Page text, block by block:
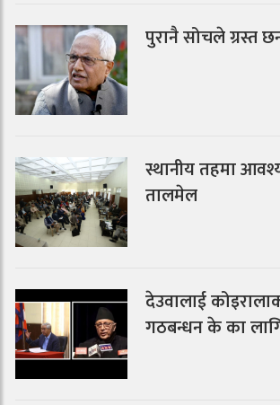
पुरानै सोचले ग्रस्त
स्थानीय तहमा
तालमेल
देउवालाई
गठबन्धन के का